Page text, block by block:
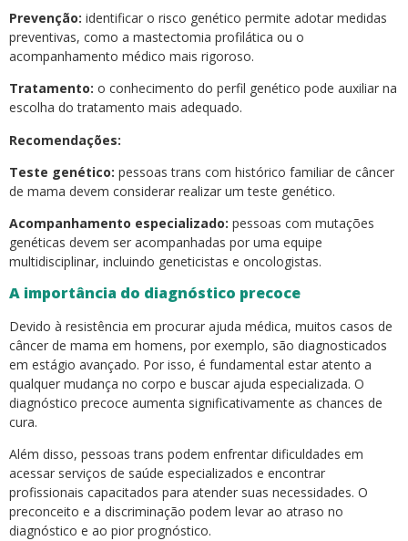
Prevenção: identificar o risco genético permite adotar medidas
preventivas, como a mastectomia profilática ou o
acompanhamento médico mais rigoroso.
Tratamento: o conhecimento do perfil genético pode auxiliar na
escolha do tratamento mais adequado.
Recomendações:
Teste genético: pessoas trans com histórico familiar de câncer
de mama devem considerar realizar um teste genético.
Acompanhamento especializado: pessoas com mutações
genéticas devem ser acompanhadas por uma equipe
multidisciplinar, incluindo geneticistas e oncologistas.
A importância do diagnóstico precoce
Devido à resistência em procurar ajuda médica, muitos casos de
câncer de mama em homens, por exemplo, são diagnosticados
em estágio avançado. Por isso, é fundamental estar atento a
qualquer mudança no corpo e buscar ajuda especializada. O
diagnóstico precoce aumenta significativamente as chances de
cura.
Além disso, pessoas trans podem enfrentar dificuldades em
acessar serviços de saúde especializados e encontrar
profissionais capacitados para atender suas necessidades. O
preconceito e a discriminação podem levar ao atraso no
diagnóstico e ao pior prognóstico.